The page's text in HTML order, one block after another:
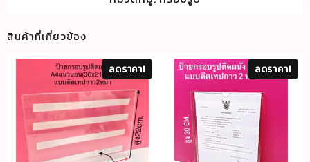
สินค้าที่เกี่ยวข้อง
ลดราคา! ลดราคา!